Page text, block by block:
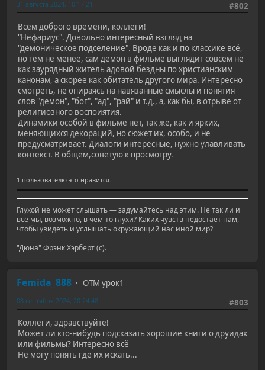
#802
31 августа 2024, 10:17:21
Всем доброго времени, коллеги!
"Нефариус". Довольно интересный взгляд на
"демоническое подселение". Вроде как и по классике всё,
но тем не менее, сам демон в фильме выглядит совсем не
как заурядный житель адовой бездны по христианским
канонам, а скорее как обитатель другого мира. Интересно
смотреть, не опираясь на навязанные смыслы и понятия
слов "демон", "бог", "ад", "рай" и т.д., а, как бы, в отрыве от
религиозного воспоиятия.
Динамики особой в фильме нет, так же, как и ярких,
меняющихся декораций, но сюжет их, особо, и не
предусматривает. Диалоги интересные, нужно улавливать
контекст. В общем,советую к просмотру.
1 пользователю это нравится.
Глухой не может слышать — задумайтесь над этим. Не так ли и
все мы, возможно, в чем-то глухи? Каких чувств недостает нам,
чтобы увидеть и услышать окружающий нас иной мир?
"Дюна" Фрэнк Хэрберт (с).
Femida_888
ОТМ урок1
#803
08 сентября 2024, 20:24:48
Коллеги, здравствуйте!
Может ли кто-нибудь подсказать хорошие книги о друидах
или фильмы? Интересно всё
Не могу понять где их искать...